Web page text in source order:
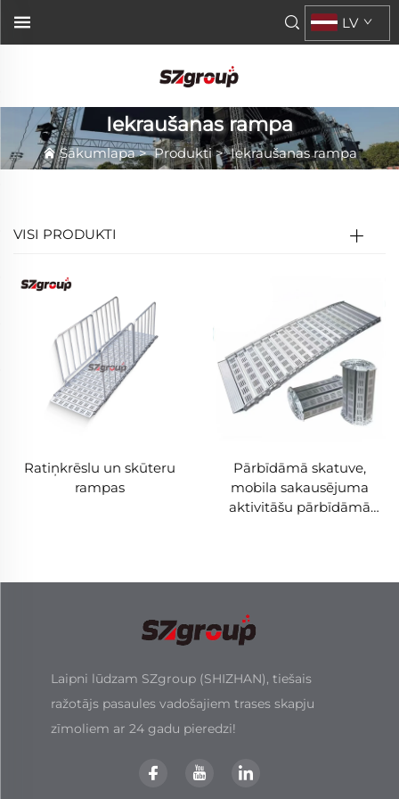
LV
Iekraušanas rampa
Sākumlapa>Produkti>Iekraušanas rampa
VISI PRODUKTI
Ratiņkrēslu un skūteru
rampas
Pārbīdāmā skatuve,
mobila sakausējuma
aktivitāšu pārbīdāmā
Laipni lūdzam SZgroup (SHIZHAN), tiešais
ražotājs pasaules vadošajiem trases skapju
zīmoliem ar 24 gadu pieredzi!